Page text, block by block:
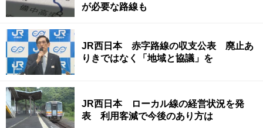
が必要な路線も
JR西日本 赤字路線の収支公表 廃止あ
りきではなく「地域と協議」を
JR西日本 ローカル線の経営状況を発
表 利用客減で今後のあり方は